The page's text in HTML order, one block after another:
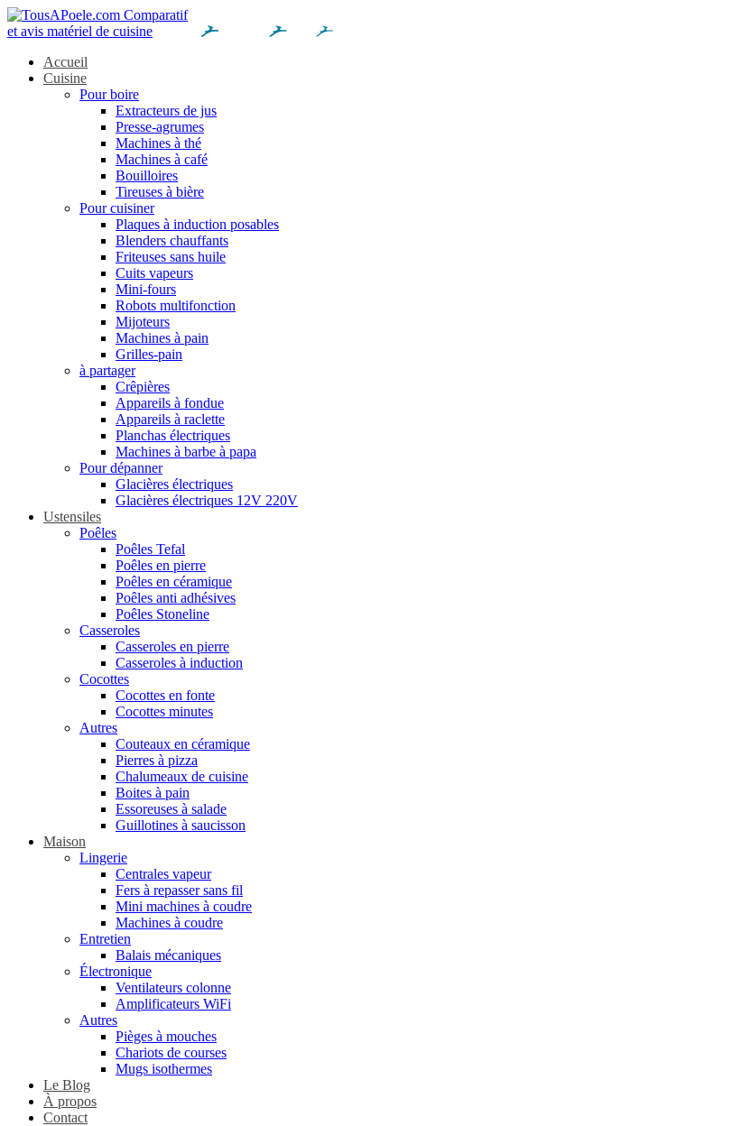
Accueil
Cuisine
Pour boire
Extracteurs de jus
Presse-agrumes
Machines à thé
Machines à café
Bouilloires
Tireuses à bière
Pour cuisiner
Plaques à induction posables
Blenders chauffants
Friteuses sans huile
Cuits vapeurs
Mini-fours
Robots multifonction
Mijoteurs
Machines à pain
Grilles-pain
à partager
Crêpières
Appareils à fondue
Appareils à raclette
Planchas électriques
Machines à barbe à papa
Pour dépanner
Glacières électriques
Glacières électriques 12V 220V
Ustensiles
Poêles
Poêles Tefal
Poêles en pierre
Poêles en céramique
Poêles anti adhésives
Poêles Stoneline
Casseroles
Casseroles en pierre
Casseroles à induction
Cocottes
Cocottes en fonte
Cocottes minutes
Autres
Couteaux en céramique
Pierres à pizza
Chalumeaux de cuisine
Boites à pain
Essoreuses à salade
Guillotines à saucisson
Maison
Lingerie
Centrales vapeur
Fers à repasser sans fil
Mini machines à coudre
Machines à coudre
Entretien
Balais mécaniques
Électronique
Ventilateurs colonne
Amplificateurs WiFi
Autres
Pièges à mouches
Chariots de courses
Mugs isothermes
Le Blog
À propos
Contact